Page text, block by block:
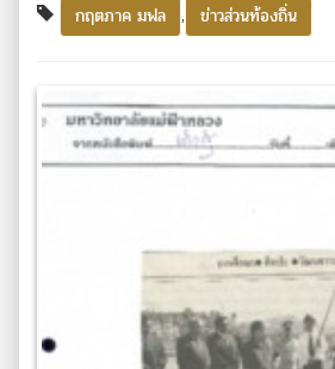
กฤตภาค มฟล
, ข่าวส่วนท้องถิ่น